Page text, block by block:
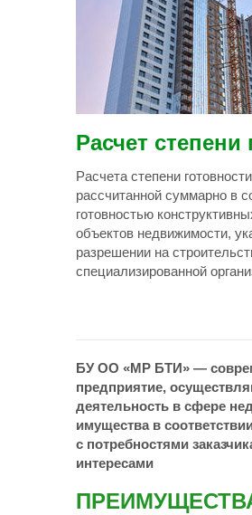
Расчет степени
Расчета степени
рассчитанной суммарно в
готовностью
объектов недвижимости,
разрешении на
специализированной
БУ ОО «МР БТИ» —
предприятие,
деятельность в сфере
имущества в
с потребностями
интересами